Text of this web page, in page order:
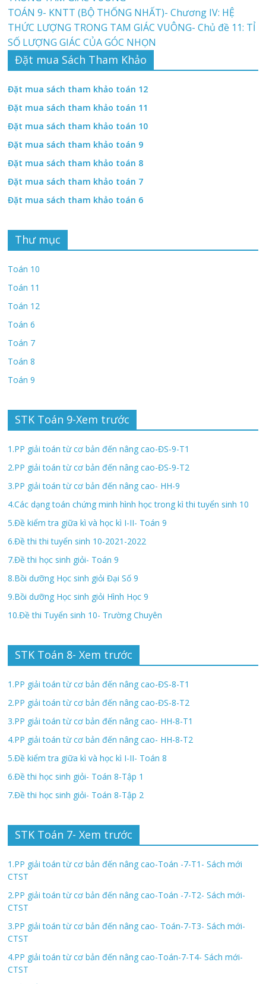
TOÁN 9- KNTT (BỘ THỐNG NHẤT)- Chương IV: HỆ
THỨC LƯỢNG TRONG TAM GIÁC VUÔNG- Chủ đề 11: TỈ
SỐ LƯỢNG GIÁC CỦA GÓC NHỌN
Đặt mua Sách Tham Khảo
Đặt mua sách tham khảo toán 12
Đặt mua sách tham khảo toán 11
Đặt mua sách tham khảo toán 10
Đặt mua sách tham khảo toán 9
Đặt mua sách tham khảo toán 8
Đặt mua sách tham khảo toán 7
Đặt mua sách tham khảo toán 6
Thư mục
Toán 10
Toán 11
Toán 12
Toán 6
Toán 7
Toán 8
Toán 9
STK Toán 9-Xem trước
1.PP giải toán từ cơ bản đến nâng cao-ĐS-9-T1
2.PP giải toán từ cơ bản đến nâng cao-ĐS-9-T2
3.PP giải toán từ cơ bản đến nâng cao- HH-9
4.Các dạng toán chứng minh hình học trong kì thi tuyển sinh 10
5.Đề kiểm tra giữa kì và học kì I-II- Toán 9
6.Đề thi thi tuyển sinh 10-2021-2022
7.Đề thi học sinh giỏi- Toán 9
8.Bồi dưỡng Học sinh giỏi Đại Số 9
9.Bồi dưỡng Học sinh giỏi Hình Học 9
10.Đề thi Tuyển sinh 10- Trường Chuyên
STK Toán 8- Xem trước
1.PP giải toán từ cơ bản đến nâng cao-ĐS-8-T1
2.PP giải toán từ cơ bản đến nâng cao-ĐS-8-T2
3.PP giải toán từ cơ bản đến nâng cao- HH-8-T1
4.PP giải toán từ cơ bản đến nâng cao- HH-8-T2
5.Đề kiểm tra giữa kì và học kì I-II- Toán 8
6.Đề thi học sinh giỏi- Toán 8-Tập 1
7.Đề thi học sinh giỏi- Toán 8-Tập 2
STK Toán 7- Xem trước
1.PP giải toán từ cơ bản đến nâng cao-Toán -7-T1- Sách mới
CTST
2.PP giải toán từ cơ bản đến nâng cao-Toán -7-T2- Sách mới-
CTST
3.PP giải toán từ cơ bản đến nâng cao- Toán-7-T3- Sách mới-
CTST
4.PP giải toán từ cơ bản đến nâng cao-Toán-7-T4- Sách mới-
CTST